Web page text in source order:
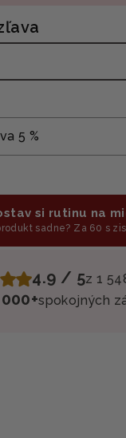
5 %
si rutinu na
sadne? Za 60 s
4.9 / 5z 1
spokojných